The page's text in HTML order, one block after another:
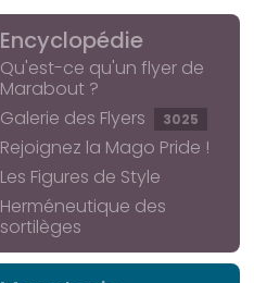
Encyclopédie
Qu'est-ce qu'un flyer de
Marabout ?
Galerie des Flyers
3025
Rejoignez la Mago Pride !
Les Figures de Style
Herméneutique des
sortilèges